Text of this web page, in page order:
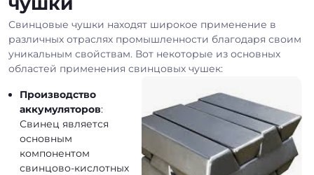
Свинцовые чушки находят широкое применение в
различных отраслях промышленности благодаря своим
уникальным свойствам. Вот некоторые из основных
областей применения свинцовых чушек:
Производство
аккумуляторов:
Свинец является
основным
компонентом
свинцово-кислотных